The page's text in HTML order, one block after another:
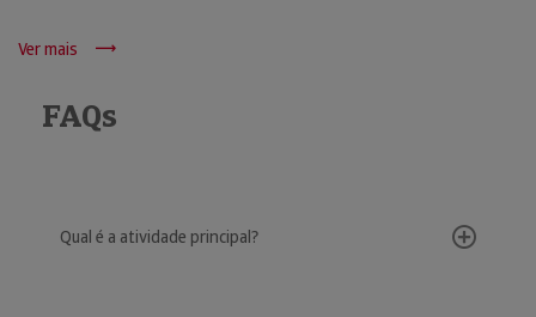
Ver mais
FAQs
Qual é a atividade principal?